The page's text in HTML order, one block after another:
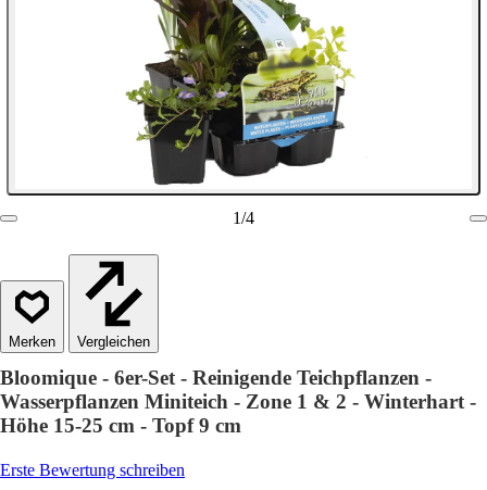
1/4
Vergleichen
Bloomique - 6er-Set - Reinigende Teichpflanzen -
Wasserpflanzen Miniteich - Zone 1 & 2 - Winterhart -
Höhe 15-25 cm - Topf 9 cm
Erste Bewertung schreiben